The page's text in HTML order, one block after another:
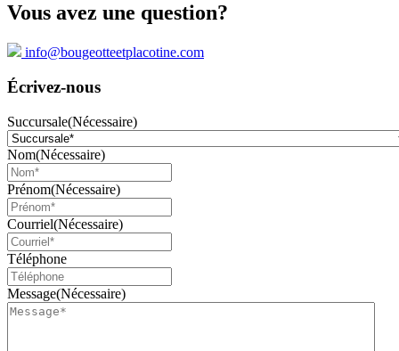
Vous avez une question?
info@bougeotteetplacotine.com
Écrivez-nous
Succursale(Nécessaire)
Nom(Nécessaire)
Prénom(Nécessaire)
Courriel(Nécessaire)
Téléphone
Message(Nécessaire)